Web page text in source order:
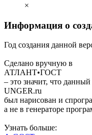
×
Информация о
Год создания данной
Сделано вручную в
АТЛАНТ•ГОСТ
– это значит, что данный
UNGER.ru
был нарисован и
а не в генераторе
Узнать больше: